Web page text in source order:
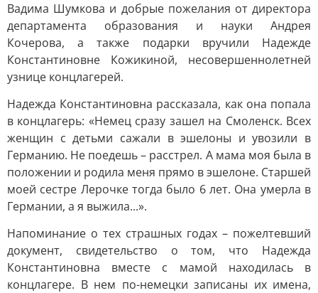
Вадима Шумкова и добрые пожелания от директора
департамента образования и науки Андрея
Кочерова, а также подарки вручили Надежде
Константиновне Кожикиной, несовершеннолетней
узнице концлагерей.
Надежда Константиновна рассказала, как она попала
в концлагерь: «Немец сразу зашел на Смоленск. Всех
женщин с детьми сажали в эшелоны и увозили в
Германию. Не поедешь – расстрел. А мама моя была в
положении и родила меня прямо в эшелоне. Старшей
моей сестре Лерочке тогда было 6 лет. Она умерла в
Германии, а я выжила...».
Напоминание о тех страшных годах – пожелтевший
документ, свидетельство о том, что Надежда
Константиновна вместе с мамой находилась в
концлагере. В нем по-немецки записаны их имена,